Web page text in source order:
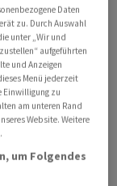
gegen
Daten
zu. Durch Auswahl
unter „Wir und
aufgeführten
und Anzeigen
Menü jederzeit
Einwilligung zu
am unteren Rand
Website. Weitere
um Folgendes